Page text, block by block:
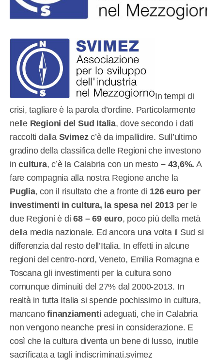
In tempi di
crisi, tagliare è la parola d’ordine. Particolarmente
nelle Regioni del Sud Italia, dove secondo i dati
raccolti dalla Svimezc’è da impallidire. Sull’ultimo
gradino della classifica delle Regioni che investono
incultura, c’è la Calabria con un mesto – 43,6%. A
fare compagnia alla nostra Regione anche la
Puglia, con il risultato che a fronte di 126 euro per
investimenti in cultura, la spesa nel 2013per le
due Regioni è di68 – 69 euro, poco più della metà
della media nazionale. Ed ancora una volta il Sud si
differenzia dal resto dell’Italia. In effetti in alcune
regioni del centro-nord, Veneto, Emilia Romagna e
Toscana gli investimenti per la cultura sono
comunque diminuiti del 27% dal 2000-2013. In
realtà in tutta Italia si spende pochissimo in cultura,
mancanofinanziamenti adeguati, che in Calabria
non vengono neanche presi in considerazione. E
così che la cultura diventa un bene di lusso, inutile
sacrificata a tagli indiscriminati.svimez